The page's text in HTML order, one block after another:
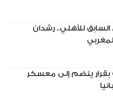
السابق للأهلي.. رشدان
ينضم إلى معسكر